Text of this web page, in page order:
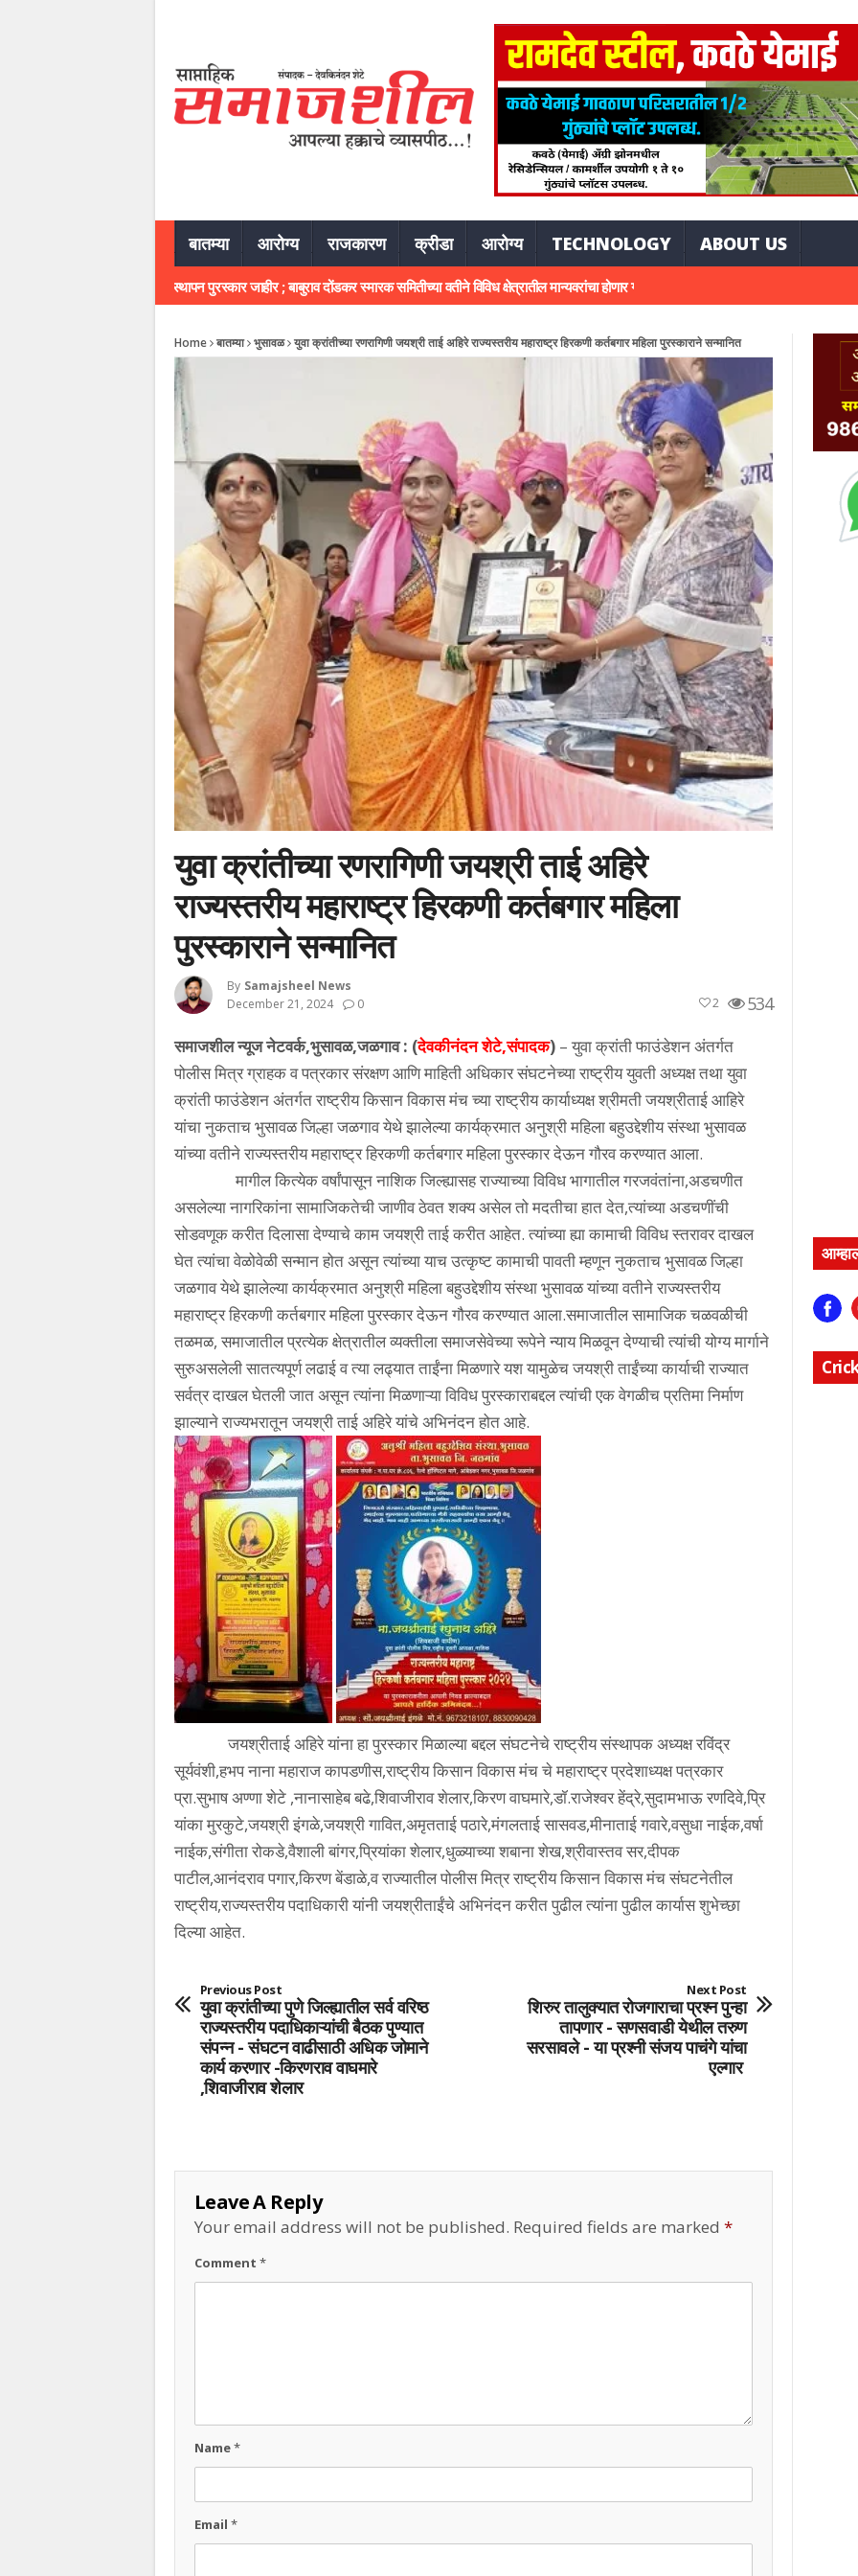
बातम्या आरोग्य राजकारण क्रीडा आरोग्य TECHNOLOGY ABOUT US
गदादे यांना जल व्यवस्थापन पुरस्कार जाहीर ; बाबुराव दोंडकर स्मारक समितीच्या वतीने विविध क्षेत्रातील मान्यवरांचा होणार गौरव धनकवडीत जीवघेणे खड्डे; अपघाताची वाट
Home बातम्या भुसावळ युवा क्रांतीच्या रणरागिणी जयश्री ताई अहिरे राज्यस्तरीय महाराष्ट्र हिरकणी कर्तबगार महिला पुरस्काराने सन्मानित
युवा क्रांतीच्या रणरागिणी जयश्री ताई अहिरे
राज्यस्तरीय महाराष्ट्र हिरकणी कर्तबगार महिला
पुरस्काराने सन्मानित
By Samajsheel News
December 21, 2024
0 534
2
समाजशील न्यूज नेटवर्क,भुसावळ,जळगाव : (देवकीनंदन शेटे,संपादक) – युवा क्रांती फाउंडेशन अंतर्गत
पोलीस मित्र ग्राहक व पत्रकार संरक्षण आणि माहिती अधिकार संघटनेच्या राष्ट्रीय युवती अध्यक्ष तथा युवा
क्रांती फाउंडेशन अंतर्गत राष्ट्रीय किसान विकास मंच च्या राष्ट्रीय कार्याध्यक्ष श्रीमती जयश्रीताई आहिरे
यांचा नुकताच भुसावळ जिल्हा जळगाव येथे झालेल्या कार्यक्रमात अनुश्री महिला बहुउद्देशीय संस्था भुसावळ
यांच्या वतीने राज्यस्तरीय महाराष्ट्र हिरकणी कर्तबगार महिला पुरस्कार देऊन गौरव करण्यात आला.
मागील कित्येक वर्षांपासून नाशिक जिल्ह्यासह राज्याच्या विविध भागातील गरजवंतांना,अडचणीत
असलेल्या नागरिकांना सामाजिकतेची जाणीव ठेवत शक्य असेल तो मदतीचा हात देत,त्यांच्या अडचणींची
सोडवणूक करीत दिलासा देण्याचे काम जयश्री ताई करीत आहेत. त्यांच्या ह्या कामाची विविध स्तरावर दाखल
घेत त्यांचा वेळोवेळी सन्मान होत असून त्यांच्या याच उत्कृष्ट कामाची पावती म्हणून नुकताच भुसावळ जिल्हा
जळगाव येथे झालेल्या कार्यक्रमात अनुश्री महिला बहुउद्देशीय संस्था भुसावळ यांच्या वतीने राज्यस्तरीय
महाराष्ट्र हिरकणी कर्तबगार महिला पुरस्कार देऊन गौरव करण्यात आला.समाजातील सामाजिक चळवळीची
तळमळ, समाजातील प्रत्येक क्षेत्रातील व्यक्तीला समाजसेवेच्या रूपेने न्याय मिळवून देण्याची त्यांची योग्य मार्गाने
सुरुअसलेली सातत्यपूर्ण लढाई व त्या लढ्यात ताईंना मिळणारे यश यामुळेच जयश्री ताईंच्या कार्याची राज्यात
सर्वत्र दाखल घेतली जात असून त्यांना मिळणाऱ्या विविध पुरस्काराबद्दल त्यांची एक वेगळीच प्रतिमा निर्माण
झाल्याने राज्यभरातून जयश्री ताई अहिरे यांचे अभिनंदन होत आहे.
जयश्रीताई अहिरे यांना हा पुरस्कार मिळाल्या बद्दल संघटनेचे राष्ट्रीय संस्थापक अध्यक्ष रविंद्र
सूर्यवंशी,हभप नाना महाराज कापडणीस,राष्ट्रीय किसान विकास मंच चे महाराष्ट्र प्रदेशाध्यक्ष पत्रकार
प्रा.सुभाष अण्णा शेटे ,नानासाहेब बढे,शिवाजीराव शेलार,किरण वाघमारे,डॉ.राजेश्वर हेंद्रे,सुदामभाऊ रणदिवे,प्रि
यांका मुरकुटे,जयश्री इंगळे,जयश्री गावित,अमृतताई पठारे,मंगलताई सासवड,मीनाताई गवारे,वसुधा नाईक,वर्षा
नाईक,संगीता रोकडे,वैशाली बांगर,प्रियांका शेलार,धुळ्याच्या शबाना शेख,श्रीवास्तव सर,दीपक
पाटील,आनंदराव पगार,किरण बेंडाळे,व राज्यातील पोलीस मित्र राष्ट्रीय किसान विकास मंच संघटनेतील
राष्ट्रीय,राज्यस्तरीय पदाधिकारी यांनी जयश्रीताईंचे अभिनंदन करीत पुढील त्यांना पुढील कार्यास शुभेच्छा
दिल्या आहेत.
Previous Post
युवा क्रांतीच्या पुणे जिल्ह्यातील सर्व वरिष्ठ
राज्यस्तरीय पदाधिकाऱ्यांची बैठक पुण्यात
संपन्न - संघटन वाढीसाठी अधिक जोमाने
कार्य करणार -किरणराव वाघमारे
,शिवाजीराव शेलार
Next Post
शिरुर तालुक्यात रोजगाराचा प्रश्न पुन्हा
तापणार - सणसवाडी येथील तरुण
सरसावले - या प्रश्नी संजय पाचंगे यांचा
एल्गार
Leave A Reply
Your email address will not be published. Required fields are marked *
Comment *
Name*
Email *